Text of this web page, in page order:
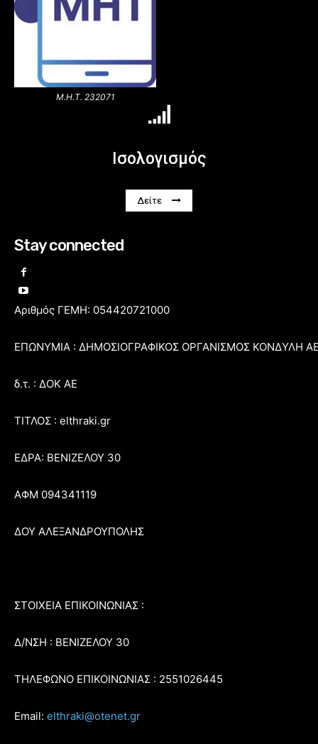
Μ.Η.Τ. 232071
Ισολογισμός
Δείτε
Stay connected
Αριθμός ΓΕΜΗ: 054420721000
ΕΠΩΝΥΜΙΑ : ΔΗΜΟΣΙΟΓΡΑΦΙΚΟΣ ΟΡΓΑΝΙΣΜΟΣ ΚΟΝΔΥΛΗ
δ.τ. : ΔΟΚ ΑΕ
ΤΙΤΛΟΣ : elthraki.gr
ΕΔΡΑ: ΒΕΝΙΖΕΛΟΥ 30
ΑΦΜ 094341119
ΔΟΥ ΑΛΕΞΑΝΔΡΟΥΠΟΛΗΣ
ΣΤΟΙΧΕΙΑ ΕΠΙΚΟΙΝΩΝΙΑΣ :
Δ/ΝΣΗ : ΒΕΝΙΖΕΛΟΥ 30
ΤΗΛΕΦΩΝΟ ΕΠΙΚΟΙΝΩΝΙΑΣ : 2551026445
Email: elthraki@otenet.gr